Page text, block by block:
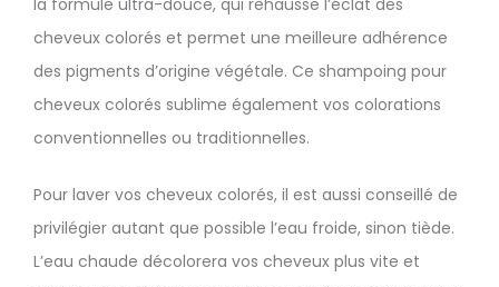
cheveux colorés et permet une meilleure adhérence
des pigments d’origine végétale. Ce shampoing pour
cheveux colorés sublime également vos colorations
conventionnelles ou traditionnelles.
Pour laver vos cheveux colorés, il est aussi conseillé de
privilégier autant que possible l’eau froide, sinon tiède.
L’eau chaude décolorera vos cheveux plus vite et